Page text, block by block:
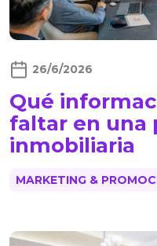
26/6/2026
Qué
faltar en una
inmobiliaria
MARKETING &